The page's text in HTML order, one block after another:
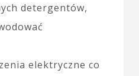
detergentów,
elektryczne co